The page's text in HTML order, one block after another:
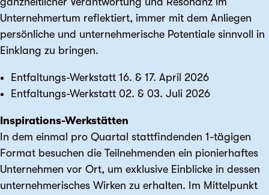
Unternehmertum reflektiert, immer mit dem Anliegen
persönliche und unternehmerische Potentiale sinnvoll in
Einklang zu bringen.
Entfaltungs-Werkstatt 16. & 17. April 2026
Entfaltungs-Werkstatt 02. & 03. Juli 2026
Inspirations-Werkstätten
In dem einmal pro Quartal stattfindenden 1-tägigen
Format besuchen die Teilnehmenden ein pionierhaftes
Unternehmen vor Ort, um exklusive Einblicke in dessen
unternehmerisches Wirken zu erhalten. Im Mittelpunkt